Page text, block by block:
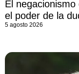
El
el poder de la
5 agosto 2026